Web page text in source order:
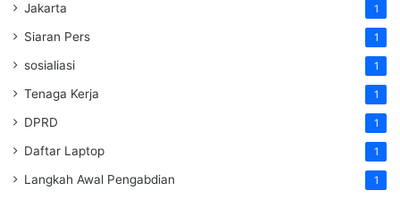
Jakarta 1
Siaran Pers 1
sosialiasi 1
Tenaga Kerja 1
DPRD 1
Daftar Laptop 1
Langkah Awal Pengabdian 1